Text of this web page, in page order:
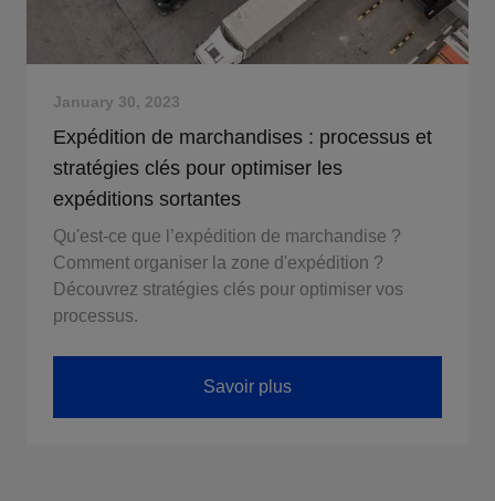
January 30, 2023
Expédition de marchandises : processus et
stratégies clés pour optimiser les
expéditions sortantes
Qu'est-ce que l’expédition de marchandise ?
Comment organiser la zone d'expédition ?
Découvrez stratégies clés pour optimiser vos
processus.
Savoir plus